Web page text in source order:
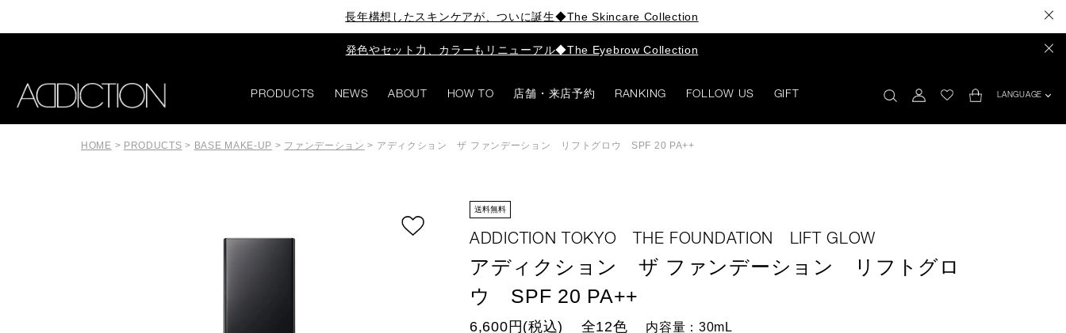
長年構想したスキンケアが、ついに誕生◆The Skincare Collection
発色やセット力、カラーもリニューアル◆The Eyebrow Collection
PRODUCTS NEWS ABOUT HOW TO 店舗・来店予約 RANKING FOLLOW US GIFT LANGUAGE
HOME > PRODUCTS > BASE MAKE-UP > ファンデーション > アディクション ザ ファンデーション リフトグロウ SPF 20 PA++
送料無料
ADDICTION TOKYO THE FOUNDATION LIFT GLOW
アディクション ザ ファンデーション リフトグロ
ウ SPF 20 PA++
6,600円(税込) 全12色 内容量：30mL